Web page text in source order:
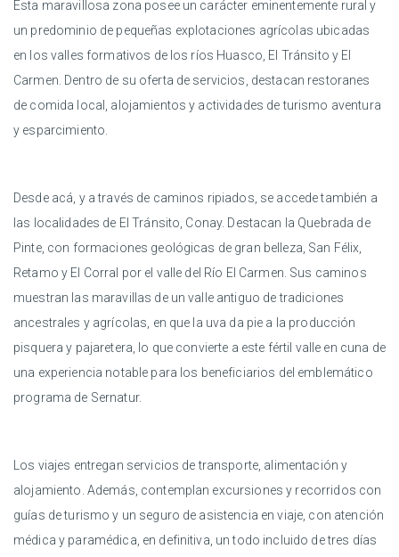
Esta maravillosa zona posee un carácter eminentemente rural y
un predominio de pequeñas explotaciones agrícolas ubicadas
en los valles formativos de los ríos Huasco, El Tránsito y El
Carmen. Dentro de su oferta de servicios, destacan restoranes
de comida local, alojamientos y actividades de turismo aventura
y esparcimiento.
Desde acá, y a través de caminos ripiados, se accede también a
las localidades de El Tránsito, Conay. Destacan la Quebrada de
Pinte, con formaciones geológicas de gran belleza, San Félix,
Retamo y El Corral por el valle del Río El Carmen. Sus caminos
muestran las maravillas de un valle antiguo de tradiciones
ancestrales y agrícolas, en que la uva da pie a la producción
pisquera y pajaretera, lo que convierte a este fértil valle en cuna de
una experiencia notable para los beneficiarios del emblemático
programa de Sernatur.
Los viajes entregan servicios de transporte, alimentación y
alojamiento. Además, contemplan excursiones y recorridos con
guías de turismo y un seguro de asistencia en viaje, con atención
médica y paramédica, en definitiva, un todo incluido de tres días